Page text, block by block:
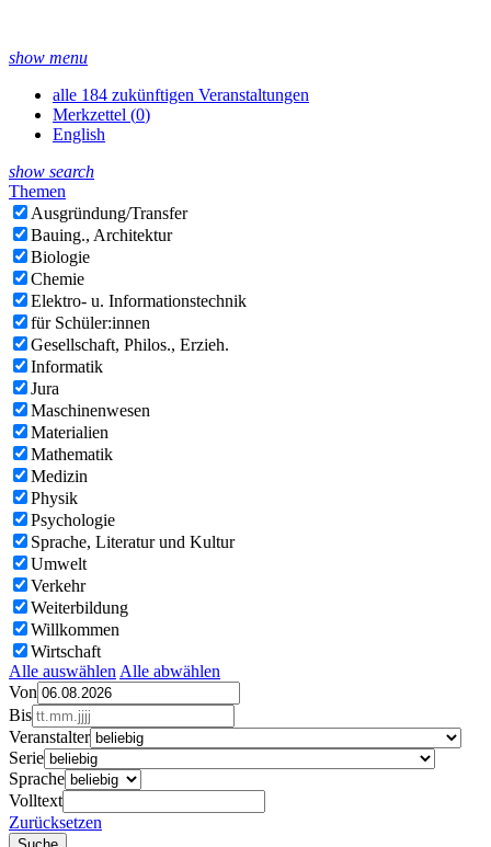
show menu
alle 184 zukünftigen Veranstaltungen
Merkzettel (0)
English
show search
Themen
Ausgründung/Transfer
Bauing., Architektur
Biologie
Chemie
Elektro- u. Informationstechnik
für Schüler:innen
Gesellschaft, Philos., Erzieh.
Informatik
Jura
Maschinenwesen
Materialien
Mathematik
Medizin
Physik
Psychologie
Sprache, Literatur und Kultur
Umwelt
Verkehr
Weiterbildung
Willkommen
Wirtschaft
Alle auswählen Alle abwählen
Von
Bis
Veranstalter
Serie
Sprache
Volltext
Zurücksetzen